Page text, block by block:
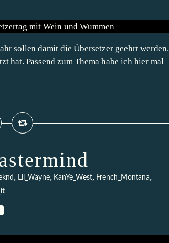
sollen damit die Übersetzer geehrt werden.
hat. Passend zum Thema habe ich hier mal
, Lil_Wayne, KanYe_West, French_Montana,